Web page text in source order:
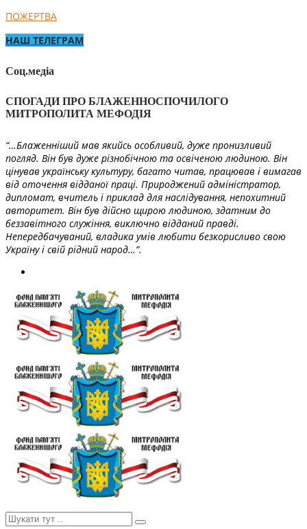
ПОЖЕРТВА
НАШ ТЕЛЕГРАМ
Соц.медіа
СПОГАДИ ПРО БЛАЖЕННОСПОЧИЛОГО
МИТРОПОЛИТА МЕФОДІЯ
“…Блаженніший мав якийсь особливий, дуже пронизливий
погляд. Він був дуже різнобічною та освіченою людиною. Він
цінував українську культуру, багато читав, працював і вимагав
від оточення відданої праці. Природжений адміністратор,
дипломат, вчитель і приклад для наслідування, непохитний
авторитет. Він був дійсно щирою людиною, здатним до
беззавітного служіння, виключно відданий правді.
Непередбачуваний, владика умів любити безкорисливо свою
Україну і свій рідний народ…”.